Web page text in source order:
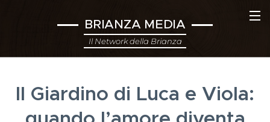
BRIANZA MEDIA
Il Network della Brianza
Il Giardino di Luca e Viola: